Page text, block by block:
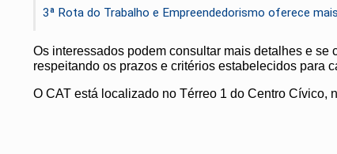
3ª Rota do Trabalho e Empreendedorismo oferece
Os interessados podem consultar mais detalhes e
respeitando os prazos e critérios estabelecidos para
O CAT está localizado no Térreo 1 do Centro Cívico,